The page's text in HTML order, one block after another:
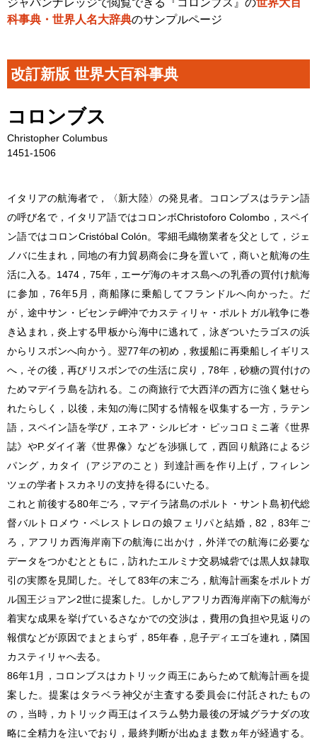
科事典・世界人名大辞典のサンプルページ
改訂新版 世界大百科事典
コロンブス
Christopher Columbus
1451-1506
イタリアの航海者で，〈新大陸〉の発見者。コロンブスはラテン語
の呼び名で，イタリア語ではコロンボChristoforo Colombo，スペイ
ン語ではコロンCristóbal Colón。零細毛織物業者を父として，ジェ
ノバに生まれ，同地の有力貿易商会に身を置いて，商いと航海の生
活に入る。1474，75年，エーゲ海のキオス島への乳香の買付け航海
に参加，76年5月，商船隊に乗船してフランドルへ向かった。だ
が，途中サン・ビセンテ岬沖でカスティリャ・ポルトガル戦争に巻
き込まれ，炎上する甲板から海中に逃れて，泳ぎついたラゴスの浜
からリスボンへ向かう。翌77年の初め，救援船に再乗船しイギリス
へ，その後，再びリスボンでの生活に戻り，78年，砂糖の買付けの
ためマデイラ島を訪れる。この商旅行で大西洋の西方に強く魅せら
れたらしく，以後，未知の海に関する情報を収集する一方，ラテン
語，スペイン語を学び，エネア・シルビオ・ピッコロミニ著《世界
誌》やP.ダイイ著《世界像》などを渉猟して，西回り航路によるジ
パング，カタイ（アジアのこと）到達計画を作り上げ，フィレン
ツェの学者トスカネリの支持を得るにいたる。
これと前後する80年ごろ，マデイラ諸島のポルト・サント島初代総
督バルトロメウ・ペレストレロの娘フェリパと結婚，82，83年ご
ろ，アフリカ西海岸南下の航海に出かけ，外洋での航海に必要な
データをつかむとともに，訪れたエルミナ交易城砦では黒人奴隷取
引の実際を見聞した。そして83年の末ごろ，航海計画案をポルトガ
ル国王ジョアン2世に提案した。しかしアフリカ西海岸南下の航海が
着実な成果を挙げているさなかでの交渉は，費用の負担や見返りの
報償などが原因でまとまらず，85年春，息子ディエゴを連れ，隣国
カスティリャへ去る。
86年1月，コロンブスはカトリック両王にあらためて航海計画を提
案した。提案はタラベラ神父が主査する委員会に付託されたもの
の，当時，カトリック両王はイスラム勢力最後の牙城グラナダの攻
略に全精力を注いでおり，最終判断が出ぬまま数ヵ年が経過する。